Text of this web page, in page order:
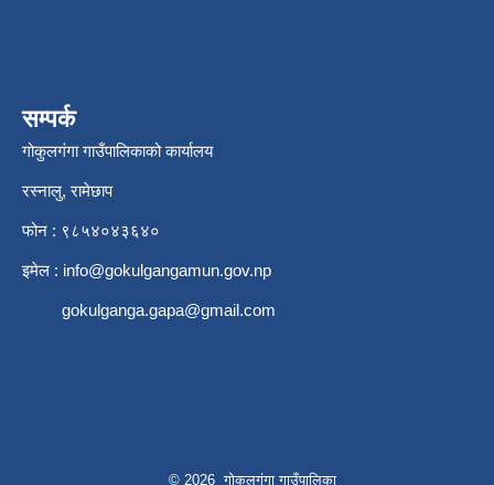
सम्पर्क
गोकुलगंगा गाउँपालिकाको कार्यालय
रस्नालु, रामेछाप
फोन : ९८५४०४३६४०
इमेल : info@gokulgangamun.gov.np
gokulganga.gapa@gmail.com
© 2026 गोकुलगंगा गाउँपालिका